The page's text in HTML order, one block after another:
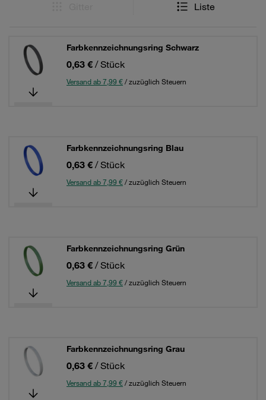
Liste
Farbkennzeichnungsring Schwarz
0,63 € / Stück
Versand ab 7,99 €/ zuzüglich Steuern
Farbkennzeichnungsring Blau
0,63 € / Stück
Versand ab 7,99 €/ zuzüglich Steuern
Farbkennzeichnungsring Grün
0,63 € / Stück
Versand ab 7,99 €/ zuzüglich Steuern
Farbkennzeichnungsring Grau
0,63 € / Stück
Versand ab 7,99 €/ zuzüglich Steuern